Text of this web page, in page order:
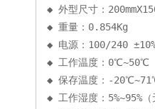
◆ 外型尺寸：
◆ 重量：0.854Kg
◆ 电源：100/240
◆ 工作温度：0℃~50℃
◆ 保存温度：-
◆ 工作湿度：5%~95%